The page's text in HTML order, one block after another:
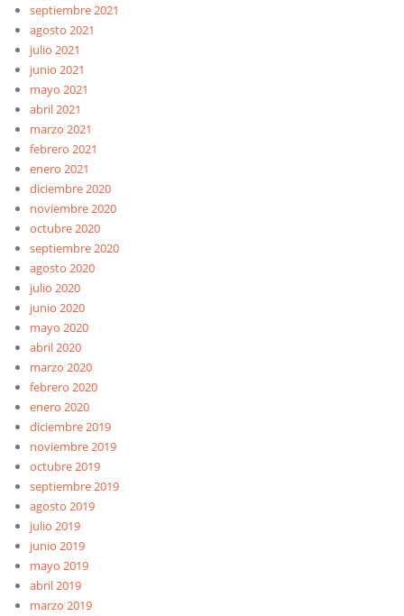
septiembre 2021
agosto 2021
julio 2021
junio 2021
mayo 2021
abril 2021
marzo 2021
febrero 2021
enero 2021
diciembre 2020
noviembre 2020
octubre 2020
septiembre 2020
agosto 2020
julio 2020
junio 2020
mayo 2020
abril 2020
marzo 2020
febrero 2020
enero 2020
diciembre 2019
noviembre 2019
octubre 2019
septiembre 2019
agosto 2019
julio 2019
junio 2019
mayo 2019
abril 2019
marzo 2019